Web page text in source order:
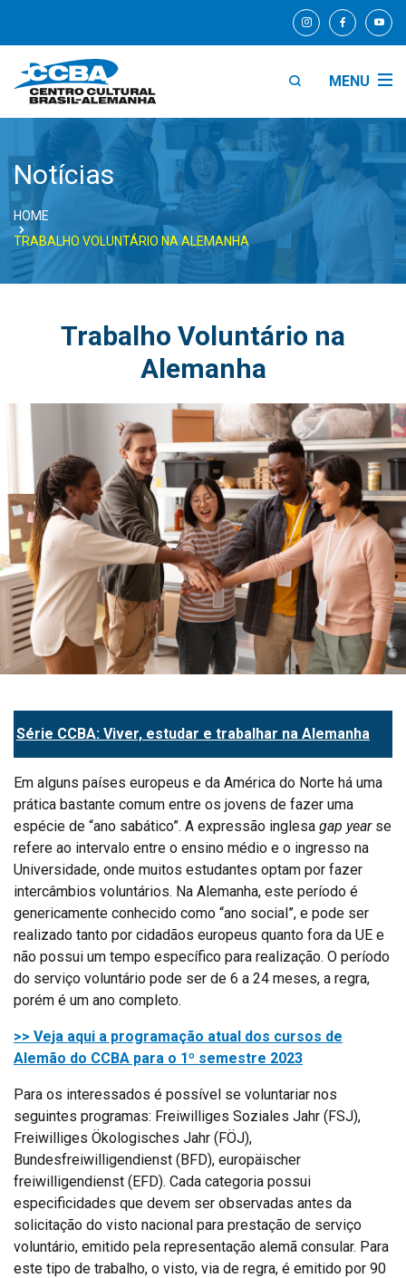
MENU
Notícias
HOME
TRABALHO VOLUNTÁRIO NA ALEMANHA
Trabalho Voluntário na
Alemanha
Série CCBA: Viver, estudar e trabalhar na Alemanha
Em alguns países europeus e da América do Norte há uma
prática bastante comum entre os jovens de fazer uma
espécie de “ano sabático”. A expressão inglesa gap year se
refere ao intervalo entre o ensino médio e o ingresso na
Universidade, onde muitos estudantes optam por fazer
intercâmbios voluntários. Na Alemanha, este período é
genericamente conhecido como “ano social”, e pode ser
realizado tanto por cidadãos europeus quanto fora da UE e
não possui um tempo específico para realização. O período
do serviço voluntário pode ser de 6 a 24 meses, a regra,
porém é um ano completo.
>> Veja aqui a programação atual dos cursos de
Alemão do CCBA para o 1º semestre 2023
Para os interessados é possível se voluntariar nos
seguintes programas: Freiwilliges Soziales Jahr (FSJ),
Freiwilliges Ökologisches Jahr (FÖJ),
Bundesfreiwilligendienst (BFD), europäischer
freiwilligendienst (EFD). Cada categoria possui
especificidades que devem ser observadas antes da
solicitação do visto nacional para prestação de serviço
voluntário, emitido pela representação alemã consular. Para
este tipo de trabalho, o visto, via de regra, é emitido por 90